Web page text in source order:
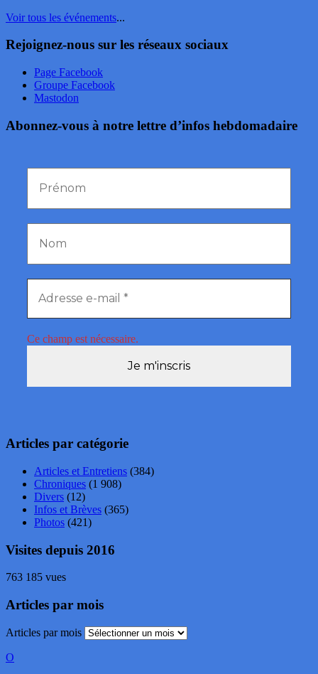
Voir tous les événements...
Rejoignez-nous sur les réseaux sociaux
Page Facebook
Groupe Facebook
Mastodon
Abonnez-vous à notre lettre d’infos hebdomadaire
Ce champ est nécessaire.
Articles par catégorie
Articles et Entretiens (384)
Chroniques (1 908)
Divers (12)
Infos et Brèves (365)
Photos (421)
Visites depuis 2016
763 185 vues
Articles par mois
Articles par mois
O